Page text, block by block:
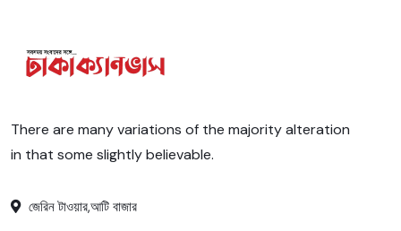
There are many variations of the majority alteration
in that some slightly believable.
জেরিন টাওয়ার,আটি বাজার